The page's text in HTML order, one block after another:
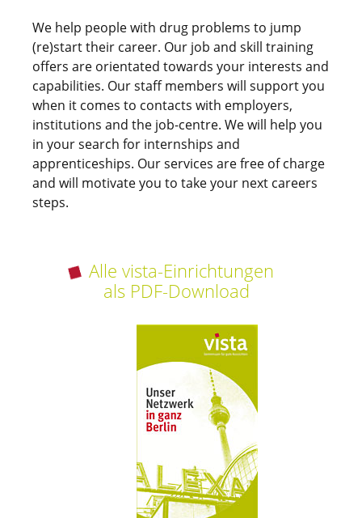
We help people with drug problems to jump
(re)start their career. Our job and skill training
offers are orientated towards your interests and
capabilities. Our staff members will support you
when it comes to contacts with employers,
institutions and the job-centre. We will help you
in your search for internships and
apprenticeships. Our services are free of charge
and will motivate you to take your next careers
steps.
Alle vista-Einrichtungen
als PDF-Download